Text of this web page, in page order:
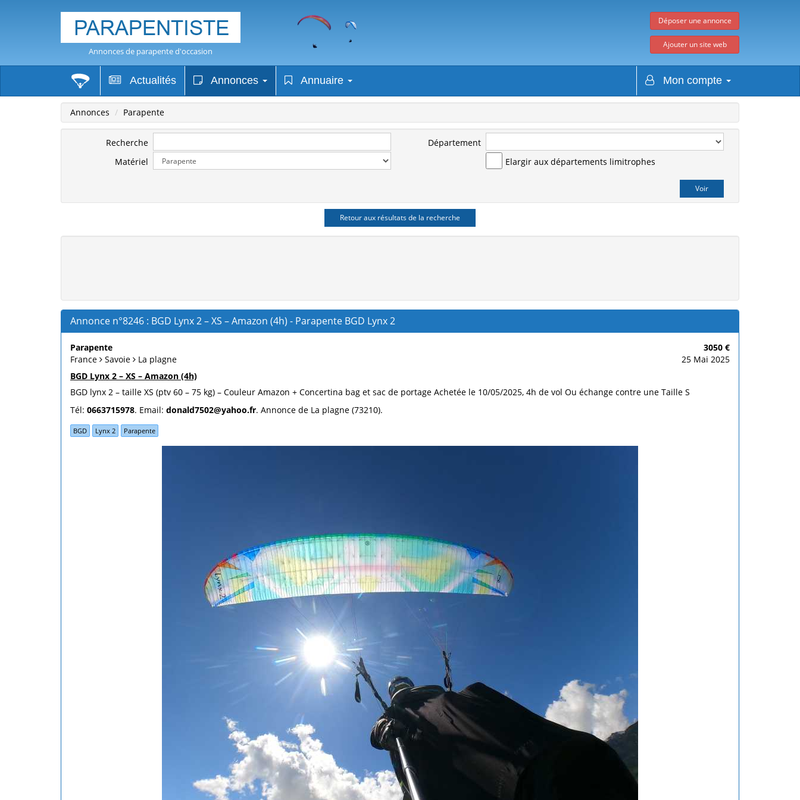
Annonces de parapente d'occasion
Déposer une annonce
Ajouter un site web
Actualités Annonces Annuaire Mon compte
Annonces Parapente
Recherche
Matériel
Département
Elargir aux départements limitrophes
Retour aux résultats de la recherche
Annonce n°8246 : BGD Lynx 2 – XS – Amazon (4h) - Parapente BGD Lynx 2
Parapente
3050 €
France
Savoie La plagne
25 Mai 2025
BGD Lynx 2 – XS – Amazon (4h)
BGD lynx 2 – taille XS (ptv 60 – 75 kg) – Couleur Amazon + Concertina bag et sac de portage Achetée le 10/05/2025, 4h de vol Ou échange contre une Taille S
Tél: 0663715978. Email: donald7502@yahoo.fr. Annonce de La plagne (73210).
BGD Lynx 2 Parapente